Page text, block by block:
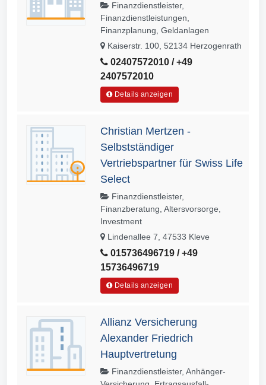
Finanzdienstleister,
Finanzdienstleistungen,
Finanzplanung, Geldanlagen
Kaiserstr. 100, 52134 Herzogenrath
02407572010 / +49
2407572010
Details anzeigen
Christian Mertzen -
Selbstständiger
Vertriebspartner für Swiss Life
Select
Finanzdienstleister,
Finanzberatung, Altersvorsorge,
Investment
Lindenallee 7, 47533 Kleve
015736496719 / +49
15736496719
Details anzeigen
Allianz Versicherung
Alexander Friedrich
Hauptvertretung
Finanzdienstleister, Anhänger-